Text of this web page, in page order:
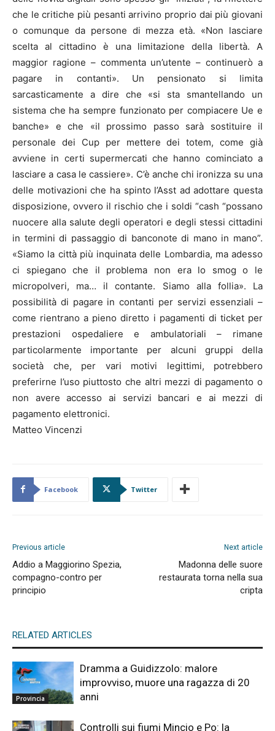
che le critiche più pesanti arrivino proprio dai più giovani
o comunque da persone di mezza età. «Non lasciare
scelta al cittadino è una limitazione della libertà. A
maggior ragione – commenta un’utente – continuerò a
pagare in contanti». Un pensionato si limita
sarcasticamente a dire che «si sta smantellando un
sistema che ha sempre funzionato per compiacere Ue e
banche» e che «il prossimo passo sarà sostituire il
personale dei Cup per mettere dei totem, come già
avviene in certi supermercati che hanno cominciato a
lasciare a casa le cassiere». C’è anche chi ironizza su una
delle motivazioni che ha spinto l’Asst ad adottare questa
disposizione, ovvero il rischio che i soldi “cash “possano
nuocere alla salute degli operatori e degli stessi cittadini
in termini di passaggio di banconote di mano in mano”.
«Siamo la città più inquinata delle Lombardia, ma adesso
ci spiegano che il problema non era lo smog o le
micropolveri, ma… il contante. Siamo alla follia». La
possibilità di pagare in contanti per servizi essenziali –
come rientrano a pieno diretto i pagamenti di ticket per
prestazioni ospedaliere e ambulatoriali – rimane
particolarmente importante per alcuni gruppi della
società che, per vari motivi legittimi, potrebbero
preferirne l’uso piuttosto che altri mezzi di pagamento o
non avere accesso ai servizi bancari e ai mezzi di
pagamento elettronici.
Matteo Vincenzi
Facebook Twitter
Previous article
Addio a Maggiorino Spezia,
compagno-contro per
principio
Next article
Madonna delle suore
restaurata torna nella sua
cripta
RELATED ARTICLES
Provincia
Dramma a Guidizzolo: malore
improvviso, muore una ragazza di 20
anni
Controlli sui fiumi Mincio e Po: la